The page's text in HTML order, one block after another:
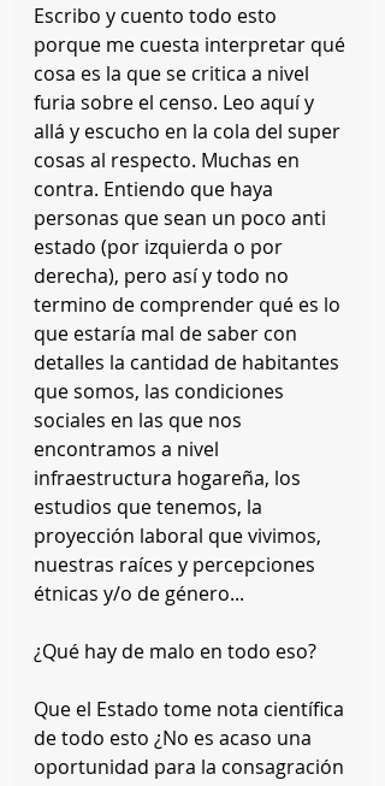
Escribo y cuento todo esto
porque me cuesta interpretar qué
cosa es la que se critica a nivel
furia sobre el censo. Leo aquí y
allá y escucho en la cola del super
cosas al respecto. Muchas en
contra. Entiendo que haya
personas que sean un poco anti
estado (por izquierda o por
derecha), pero así y todo no
termino de comprender qué es lo
que estaría mal de saber con
detalles la cantidad de habitantes
que somos, las condiciones
sociales en las que nos
encontramos a nivel
infraestructura hogareña, los
estudios que tenemos, la
proyección laboral que vivimos,
nuestras raíces y percepciones
étnicas y/o de género...
¿Qué hay de malo en todo eso?
Que el Estado tome nota científica
de todo esto ¿No es acaso una
oportunidad para la consagración